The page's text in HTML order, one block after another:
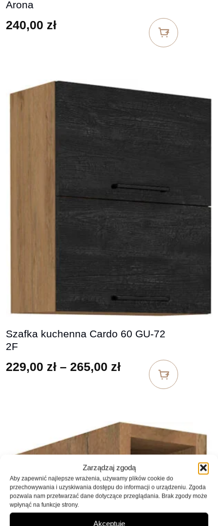
Zarządzaj zgodą
Aby zapewnić najlepsze wrażenia, używamy plików cookie do
przechowywania i uzyskiwania dostępu do informacji o urządzeniu. Zgoda
pozwala nam przetwarzać dane dotyczące przeglądania. Brak zgody może
wpłynąć na funkcje strony.
Akceptuję
Arona
240,00 zł
Szafka kuchenna Cardo 60 GU-72
2F
229,00 zł – 265,00 złZakres cen: od